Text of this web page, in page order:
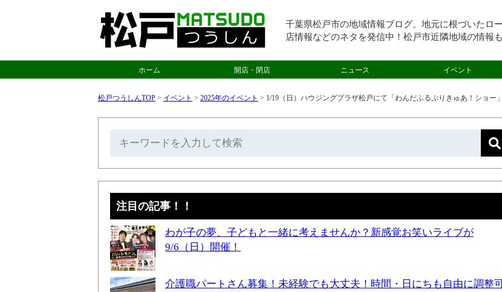
千葉県松戸市の地域情報ブログ。地元に根づいたロ
店情報などのネタを発信中！松戸市近隣地域の情報も
ホーム 開店・閉店 ニュース イベント
松戸つうしんTOP > イベント > 2025年のイベント > 1/19（日）ハウジングプラザ松戸にて「わんだふるぷりきゅあ！ショー
注目の記事！！
わが子の夢、子どもと一緒に考えませんか？新感覚お笑いライブが
9/6（日）開催！
介護職パートさん募集！未経験でも大丈夫！時間・日にちも自由に調整